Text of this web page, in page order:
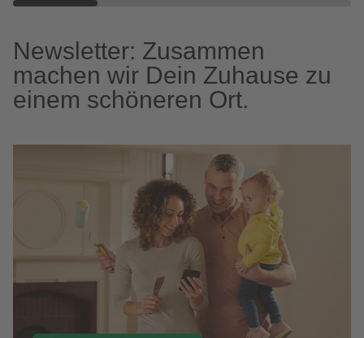
Newsletter: Zusammen
machen wir Dein Zuhause zu
einem schöneren Ort.